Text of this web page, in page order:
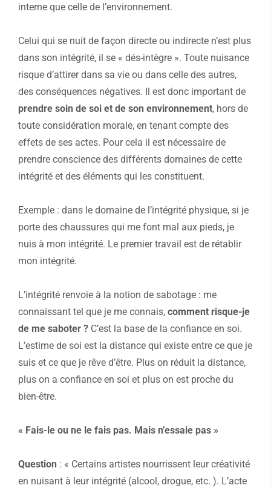
interne que celle de l’environnement.
Celui qui se nuit de façon directe ou indirecte n’est plus
dans son intégrité, il se « dés-intègre ». Toute nuisance
risque d’attirer dans sa vie ou dans celle des autres,
des conséquences négatives. Il est donc important de
prendre soin de soi et de son environnement, hors de
toute considération morale, en tenant compte des
effets de ses actes. Pour cela il est nécessaire de
prendre conscience des différents domaines de cette
intégrité et des éléments qui les constituent.
Exemple : dans le domaine de l’intégrité physique, si je
porte des chaussures qui me font mal aux pieds, je
nuis à mon intégrité. Le premier travail est de rétablir
mon intégrité.
L’intégrité renvoie à la notion de sabotage : me
connaissant tel que je me connais, comment risque-je
de me saboter ? C’est la base de la confiance en soi.
L’estime de soi est la distance qui existe entre ce que je
suis et ce que je rêve d’être. Plus on réduit la distance,
plus on a confiance en soi et plus on est proche du
bien-être.
« Fais-le ou ne le fais pas. Mais n’essaie pas »
Question : « Certains artistes nourrissent leur créativité
en nuisant à leur intégrité (alcool, drogue, etc. ). L’acte